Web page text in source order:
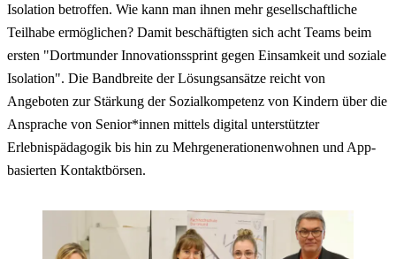
Isolation betroffen. Wie kann man ihnen mehr gesellschaftliche
Teilhabe ermöglichen? Damit beschäftigten sich acht Teams beim
ersten "Dortmunder Innovationssprint gegen Einsamkeit und soziale
Isolation". Die Bandbreite der Lösungsansätze reicht von
Angeboten zur Stärkung der Sozialkompetenz von Kindern über die
Ansprache von Senior*innen mittels digital unterstützter
Erlebnispädagogik bis hin zu Mehrgenerationenwohnen und App-
basierten Kontaktbörsen.